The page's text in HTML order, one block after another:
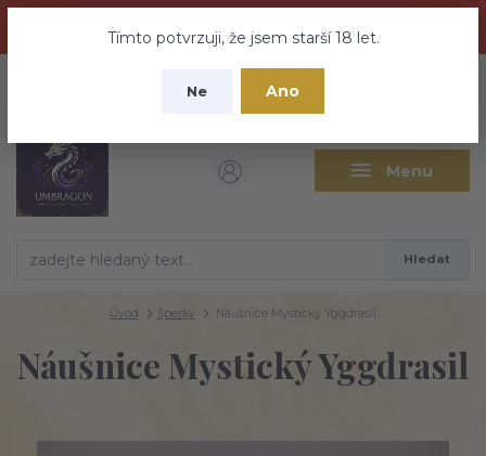
nebuďte vyděšeni zde najdete vše a ještě mnohem víc
Tímto potvrzuji, že jsem starší 18 let.
Ne Ano
Menu
CZK
Hledat
Úvod Šperky Náušnice Mystický Yggdrasil
Náušnice Mystický Yggdrasil